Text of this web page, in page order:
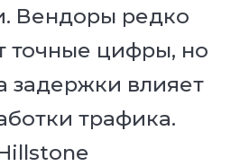
Вендоры редко
точные цифры, но
задержки влияет
трафика.